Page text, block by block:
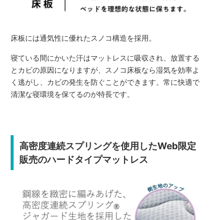
床板には通気性に優れたスノコ構造を採用。
寝ている間にかいた汗はマットレスに吸収され、放置する
とカビの原因になりますが、スノコ床板なら湿気を効率よ
く逃がし、カビの発生を防ぐことができます。常に快適で
清潔な寝環境を保てるのが特長です。
高密度連続スプリングを使用したWeb限定
販売のハードタイプマットレス